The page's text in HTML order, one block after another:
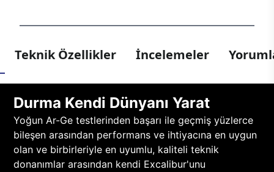
Teknik Özellikler İncelemeler
Durma Kendi Dünyanı Yarat
Yoğun Ar-Ge testlerinden başarı ile geçmiş yüzlerce
bileşen arasından performans ve ihtiyacına en uygun
olan ve birbirleriyle en uyumlu, kaliteli teknik
donanımlar arasından kendi Excalibur'unu